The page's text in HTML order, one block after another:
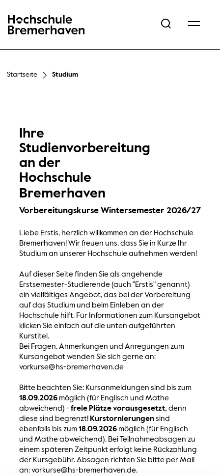
Hochschule Bremerhaven
Startseite Studium
Ihre
Studienvorbereitung
an der
Hochschule
Bremerhaven
Vorbereitungskurse Wintersemester 2026/27
Liebe Erstis, herzlich willkommen an der Hochschule
Bremerhaven! Wir freuen uns, dass Sie in Kürze Ihr
Studium an unserer Hochschule aufnehmen werden!
Auf dieser Seite finden Sie als angehende
Erstsemester-Studierende (auch "Erstis" genannt)
ein vielfältiges Angebot, das bei der Vorbereitung
auf das Studium und beim Einleben an der
Hochschule hilft. Für Informationen zum Kursangebot
klicken Sie einfach auf die unten aufgeführten
Kurstitel.
Bei Fragen, Anmerkungen und Anregungen zum
Kursangebot wenden Sie sich gerne an:
vorkurse@hs-bremerhaven.de
Bitte beachten Sie: Kursanmeldungen sind bis zum
18.09.2026 möglich (für Englisch und Mathe
abweichend) -freie Plätze vorausgesetzt, denn
diese sind begrenzt! Kurstornierungensind
ebenfalls bis zum18.09.2026möglich (für Englisch
und Mathe abweichend). Bei Teilnahmeabsagen zu
einem späteren Zeitpunkt erfolgt keine Rückzahlung
der Kursgebühr. Absagen richten Sie bitte per Mail
an: vorkurse@hs-bremerhaven.de.